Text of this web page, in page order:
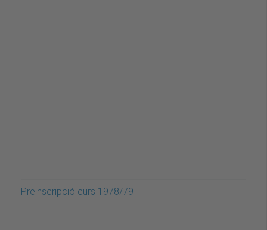
Preinscripció curs 1978/79